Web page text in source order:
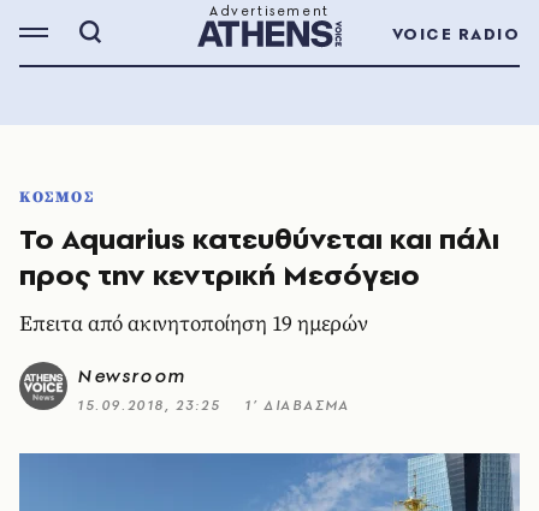
VOICE RADIO
ΚΟΣΜΟΣ
Το Aquarius κατευθύνεται και πάλι
προς την κεντρική Μεσόγειο
Επειτα από ακινητοποίηση 19 ημερών
Newsroom
15.09.2018, 23:25 1’ ΔΙΑΒΑΣΜΑ